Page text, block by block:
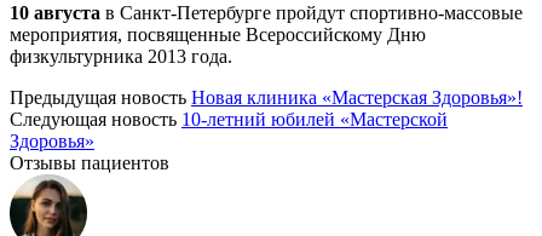
10 августа в Санкт-Петербурге пройдут спортивно-массовые
мероприятия, посвященные Всероссийскому Дню
физкультурника 2013 года.
Предыдущая новость Новая клиника «Мастерская Здоровья»!
Следующая новость 10-летний юбилей «Мастерской
Здоровья»
Отзывы пациентов